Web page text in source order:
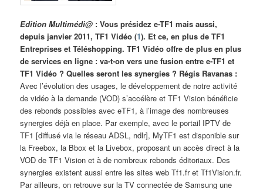
Edition Multimédi@ : Vous présidez e-TF1 mais aussi,
depuis janvier 2011, TF1 Vidéo (1). Et ce, en plus de TF1
Entreprises et Téléshopping. TF1 Vidéo offre de plus en plus
de services en ligne : va-t-on vers une fusion entre e-TF1 et
TF1 Vidéo ? Quelles seront les synergies ? Régis Ravanas :
Avec l’évolution des usages, le développement de notre activité
de vidéo à la demande (VOD) s’accélère et TF1 Vision bénéficie
des rebonds possibles avec eTF1, à l’image des nombreuses
synergies déjà en place. Par exemple, avec le portail IPTV de
TF1 [diffusé via le réseau ADSL, ndlr], MyTF1 est disponible sur
la Freebox, la Bbox et la Livebox, proposant un accès direct à la
VOD de TF1 Vision et à de nombreux rebonds éditoriaux. Des
synergies existent aussi entre les sites web Tf1.fr et Tf1Vision.fr.
Par ailleurs, on retrouve sur la TV connectée de Samsung une